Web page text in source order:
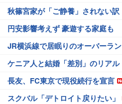
秋篠宮家が「ご静養」されない訳
円安影響考えず 豪遊する家庭も
JR横浜線で居眠りのオーバーラン
ケニア人と結婚「差別」のリアル
長友、FC東京で現役続行を宣言
スクバル「デトロイト戻りたい」